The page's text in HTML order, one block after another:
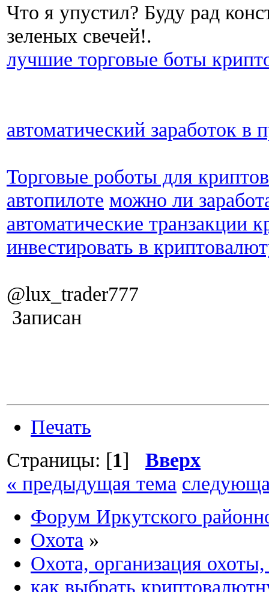
Что я упустил? Буду рад
зеленых свечей!.
лучшие торговые боты
автоматический заработок в
Торговые роботы для
автопилоте можно ли
автоматические транзакции
инвестировать в
@lux_trader777
Записан
Печать
Страницы: [1] Вверх
« предыдущая тема
Форум Иркутского
Охота »
Охота, организация
как выбрать